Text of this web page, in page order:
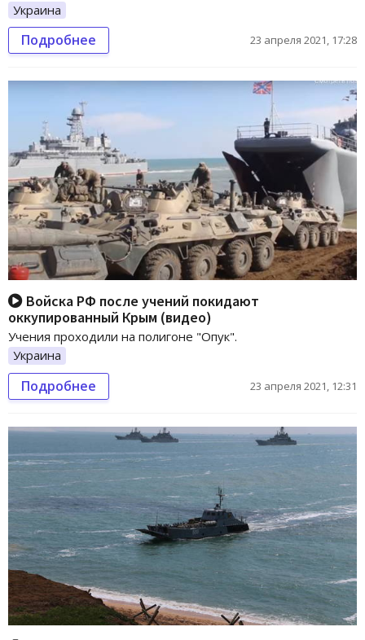
Украина
Подробнее 23 апреля 2021, 17:28
Войска РФ после учений покидают
оккупированный Крым (видео)
Учения проходили на полигоне "Опук".
Украина
Подробнее 23 апреля 2021, 12:31